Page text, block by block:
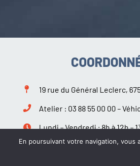
19 rue du Général Leclerc,
Atelier : 03 88 55 00 00 –
Lundi – Vendredi : 8h à 12h –
Samedi : 9h à 12h – 14h à 18h
En poursuivant votre navigation, vous